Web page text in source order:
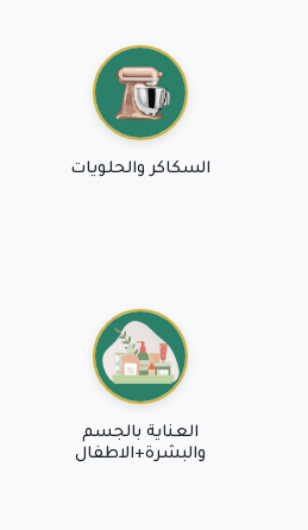
السكاكر والحلويات
العناية بالجسم
والبشرة+الاطفال